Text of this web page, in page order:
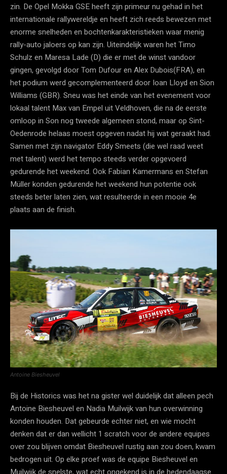
zin. De Opel Mokka GSE heeft zijn primeur nu gehad in het
internationale rallywereldje en heeft zich reeds bewezen met
enorme snelheden en bochtenkarakteristieken waar menig
rally-auto jaloers op kan zijn. Uiteindelijk waren het Timo
Schulz en Maresa Lade (D) die er met de winst vandoor
gingen, gevolgd door Tom Dufour en Alex Dubois(FRA), en
het podium werd gecomplementeerd door Ioan Lloyd en Sion
Williams (GBR). Sneu was het einde van het evenement voor
lokaal talent Max van Empel uit Veldhoven, die na de eerste
omloop in Son nog tweede algemeen stond, maar op Sint-
Oedenrode helaas moest opgeven nadat hij wat geraakt had.
Samen met zijn navigator Eddy Smeets (die wel raad weet
met talent) werd het tempo steeds verder opgevoerd
gedurende het weekend. Ook Fabian Kamermans en Stefan
Müller konden gedurende het weekend hun potentie ook
steeds beter laten zien, wat resulteerde in een mooie 4e
plaats aan de finish.
Antoine Biesheuvel
Bij de Historics was het na gister wel duidelijk dat alleen pech
Antoine Biesheuvel en Nadia Muilwijk van hun overwinning
konden houden. Dat gebeurde echter niet, en wie mocht
denken dat er dan wellicht 1 scratch voor de andere equipes
over zou blijven omdat Biesheuvel rustig aan zou doen, kwam
bedrogen uit. Op elke proef was de equipe Biesheuvel en